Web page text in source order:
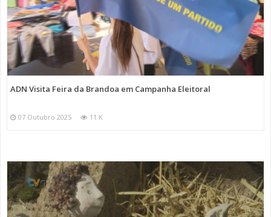
ADN Visita Feira da Brandoa em Campanha Eleitoral
07 Outubro 2025 11 K